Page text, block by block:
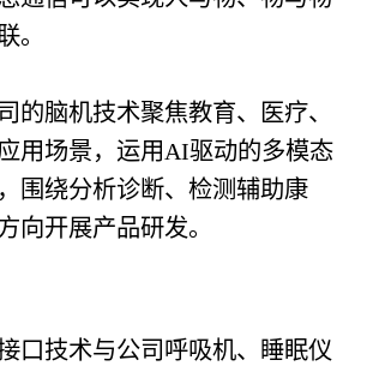
。
的脑机技术聚焦教育、医疗、
用场景，运用AI驱动的多模态
围绕分析诊断、检测辅助康
向开展产品研发。
口技术与公司呼吸机、睡眠仪